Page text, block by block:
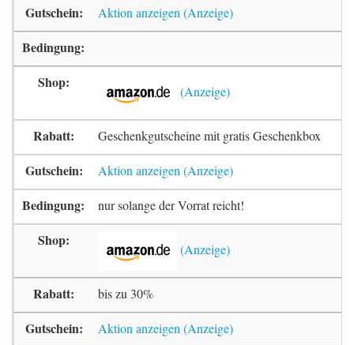
Aktion anzeigen
Geschenkgutscheine mit gratis Geschenkbox
Aktion anzeigen
nur solange der Vorrat reicht!
bis zu 30%
Aktion anzeigen